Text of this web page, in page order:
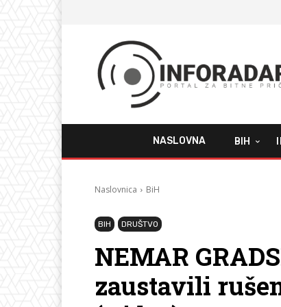
NASLOVNA BIH
Naslovnica BiH
BIH DRUŠTVO
NEMAR
zaustavili